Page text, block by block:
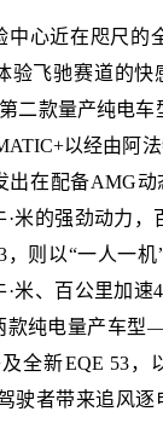
中心近在咫尺的
验飞驰赛道的快
第二款量产纯电
以经由阿
出在配备AMG
米的强劲动力，
则以“一人一机
·米、百公里加
款纯电量产车
及全新EQE 53
驶者带来追风逐